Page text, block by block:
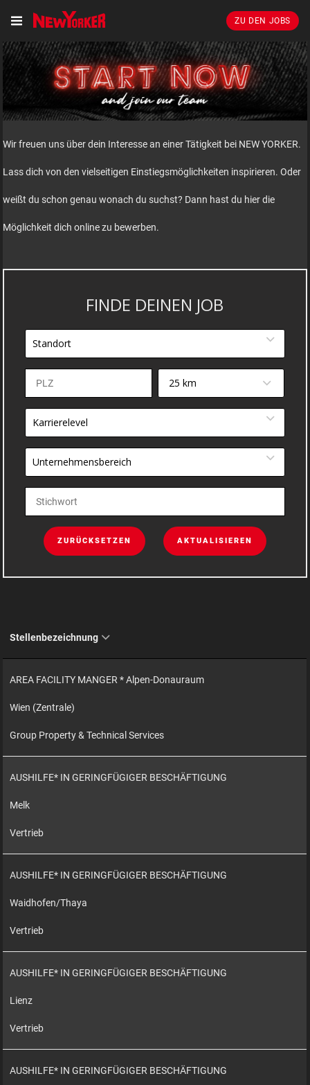
ZU DEN JOBS
Wir freuen uns über dein Interesse an einer Tätigkeit bei NEW YORKER.
Lass dich von den vielseitigen Einstiegsmöglichkeiten inspirieren. Oder
weißt du schon genau wonach du suchst? Dann hast du hier die
Möglichkeit dich online zu bewerben.
FINDE DEINEN JOB
Standort
25 km
Karrierelevel
Unternehmensbereich
ZURÜCKSETZEN AKTUALISIEREN
Stellenbezeichnung
AREA FACILITY MANGER * Alpen-Donauraum
Wien (Zentrale)
Group Property & Technical Services
AUSHILFE* IN GERINGFÜGIGER BESCHÄFTIGUNG
Melk
Vertrieb
AUSHILFE* IN GERINGFÜGIGER BESCHÄFTIGUNG
Waidhofen/Thaya
Vertrieb
AUSHILFE* IN GERINGFÜGIGER BESCHÄFTIGUNG
Lienz
Vertrieb
AUSHILFE* IN GERINGFÜGIGER BESCHÄFTIGUNG